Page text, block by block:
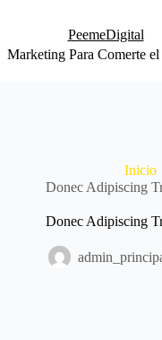
PeemeDigital
Marketing Para Comerte
Inicio
Donec Adipiscing
Donec Adipiscing